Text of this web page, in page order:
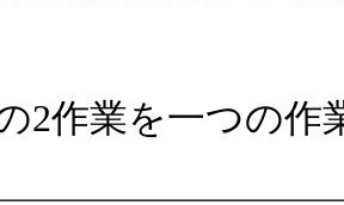
の2作業を一つの